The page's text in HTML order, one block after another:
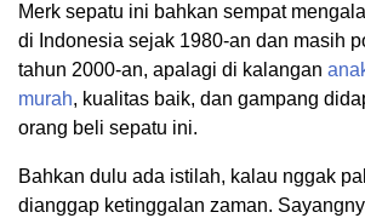
Merk sepatu ini bahkan sempat
di Indonesia sejak 1980-an dan masih
tahun 2000-an, apalagi di kalangan
murah, kualitas baik, dan gampang
orang beli sepatu ini.
Bahkan dulu ada istilah, kalau nggak
dianggap ketinggalan zaman.